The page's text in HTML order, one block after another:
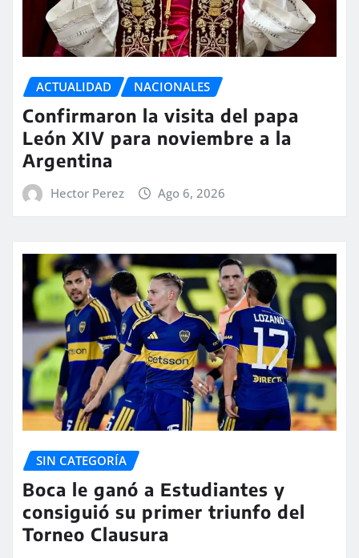
ACTUALIDAD NACIONALES
Confirmaron la visita del papa
León XIV para noviembre a la
Argentina
Hector Perez Ago 6, 2026
SIN CATEGORÍA
Boca le ganó a Estudiantes y
consiguió su primer triunfo del
Torneo Clausura